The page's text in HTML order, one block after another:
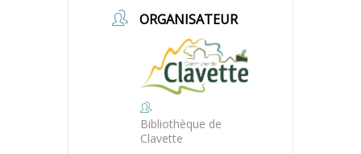
ORGANISATEUR
Bibliothèque de
Clavette